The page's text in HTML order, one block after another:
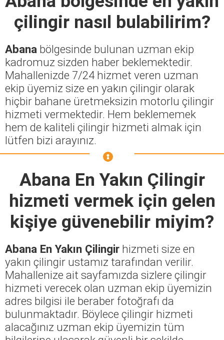
çilingir nasıl bulabilirim?
Abana bölgesinde bulunan uzman ekip
kadromuz sizden haber beklemektedir.
Mahallenizde 7/24 hizmet veren uzman
ekip üyemiz size en yakın çilingir olarak
hiçbir bahane üretmeksizin motorlu çilingir
hizmeti vermektedir. Hem beklememek
hem de kaliteli çilingir hizmeti almak için
lütfen bizi arayınız.
Abana En Yakın Çilingir
hizmeti vermek için gelen
kişiye güvenebilir miyim?
Abana En Yakın Çilingir hizmeti size en
yakın çilingir ustamız tarafından verilir.
Mahallenize ait sayfamızda sizlere çilingir
hizmeti verecek olan uzman ekip üyemizin
adres bilgisi ile beraber fotoğrafı da
bulunmaktadır. Böylece çilingir hizmeti
alacağınız uzman ekip üyemizin tüm